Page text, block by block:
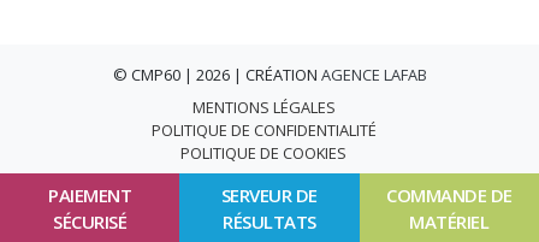
PAIEMENT
SÉCURISÉ
SERVEUR DE
RÉSULTATS
COMMANDE DE
MATÉRIEL
© CMP60 | 2026 | CRÉATION AGENCE LAFAB
MENTIONS LÉGALES
POLITIQUE DE CONFIDENTIALITÉ
POLITIQUE DE COOKIES